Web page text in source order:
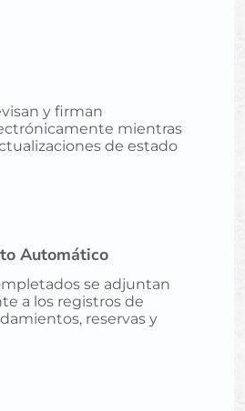
y firman
mientras
de estado
Automático
se adjuntan
a los registros de
reservas y